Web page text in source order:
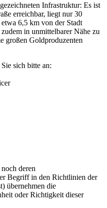
Infrastruktur: Es ist
erreichbar, liegt nur 30
6,5 km von der Stadt
in unmittelbarer Nähe zu
großen Goldproduzenten
sich bitte an:
deren
Begriff in den Richtlinien der
übernehmen die
oder Richtigkeit dieser